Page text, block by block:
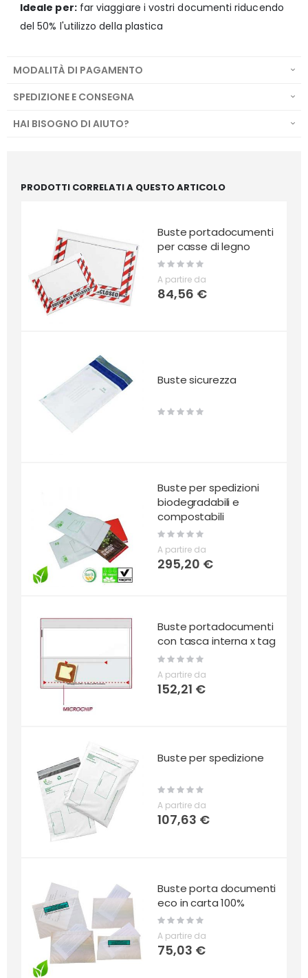
eventuali problemi statici. Questo offre una migliore
riciclabilità
documenti inseriti.
Tutti i componenti utilizzati sono conformi alla normativa
Ideale per:far viaggiare i vostri documenti riducendo
del 50% l'utilizzo della plastica
MODALITÀ DI PAGAMENTO
SPEDIZIONE E CONSEGNA
HAI BISOGNO DI AIUTO?
PRODOTTI CORRELATI A QUESTO ARTICOLO
Buste portadocumenti
per casse di legno
Rating:
0%
A partire da
84,56 €
Buste sicurezza
Rating:
0%
Buste per spedizioni
biodegradabili e
compostabili
Rating:
0%
A partire da
295,20 €
Buste portadocumenti
con tasca interna x tag
Rating:
0%
A partire da
152,21 €
Buste per spedizione
Rating:
0%
A partire da
107,63 €
Buste porta documenti
eco in carta 100%
Rating:
A partire da
75,03 €